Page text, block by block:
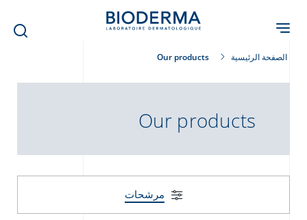
content
الصفحة الرئيسية Our products
Our products
مرشحات